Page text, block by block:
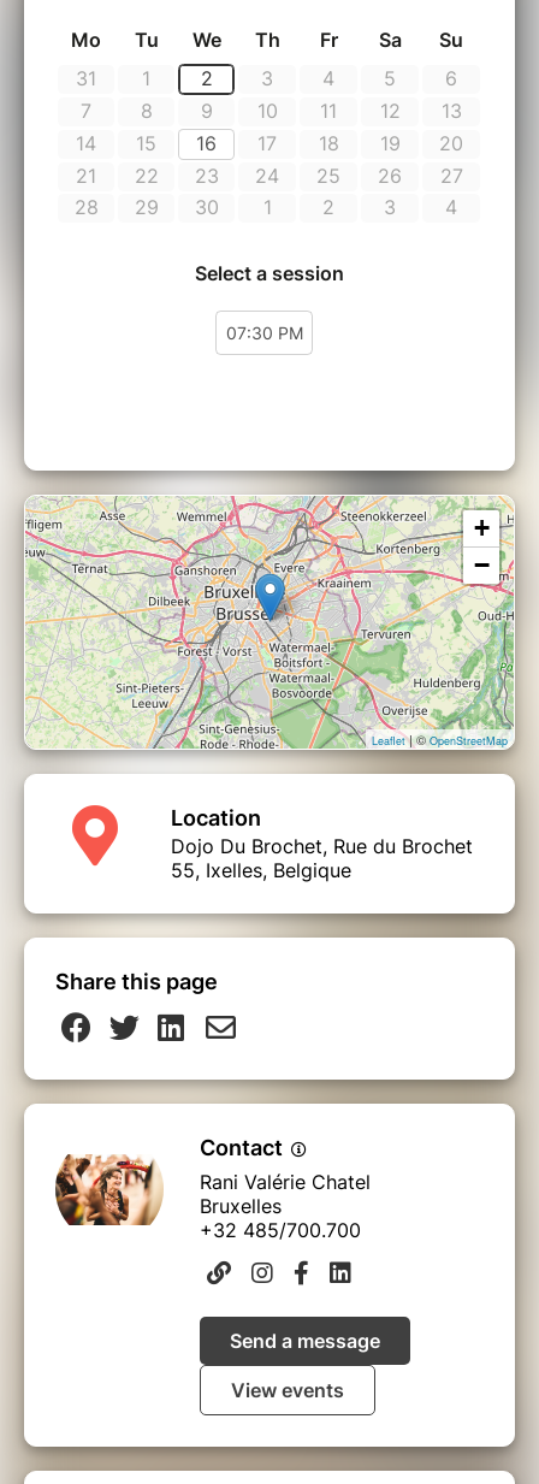
Lors de ces soirées nous explorons le mandala
de la Movement Medicine.
Infos pratiques
Vous pouvez venir une seule fois ou vous
engager dans un processus continu de
plusieurs soirées.
Recommandations : apporter une gourde d’eau
Terre), porter des vêtements confortables.
consommation d’alcool le jour même.
tous âges & toutes conditions confondues,
aucun prérequis.
Bienvenu(e)s tels que vous êtes.
Rani Valérie Chatel est passionnée par
la danse consciente, elle s'est formée à The
School of Movement Medicine avec Ya’acov et
Susannah Darling Khan, elle est enseignante et
facilitatrice certifiée.
+
−
Leaflet| ©OpenStreetMap
Location
Dojo Du Brochet, Rue du Brochet
55, Ixelles, Belgique
Share this page
Contact
Rani Valérie Chatel
Bruxelles
+32 485/700.700
Send a message
View events